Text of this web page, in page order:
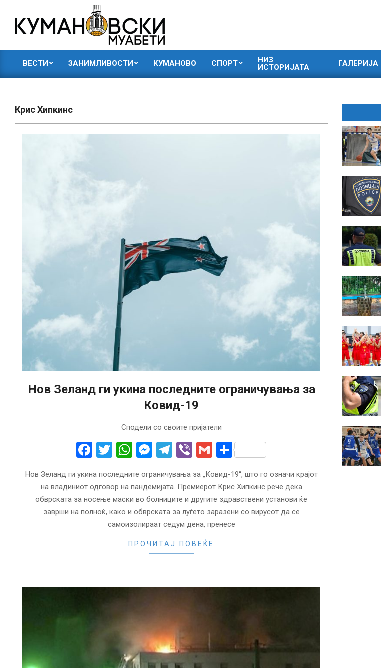
content
КУМАНОВСКИ
МУАБЕТИ
ВЕСТИ ЗАНИМЛИВОСТИ КУМАНОВО СПОРТ
НИЗ
ИСТОРИЈАТА
ГАЛЕРИЈА
Крис Хипкинс
Нов Зеланд ги укина последните ограничувања за
Ковид-19
Сподели со своите пријатели
Facebook
Twitter
WhatsApp
Messenger
Telegram
ViberGmailShare
Нов Зеланд ги укина последните ограничувања за „Ковид-19“, што го означи крајот
на владиниот одговор на пандемијата. Премиерот Крис Хипкинс рече дека
обврската за носење маски во болниците и другите здравствени установи ќе
заврши на полноќ, како и обврската за луѓето заразени со вирусот да се
самоизолираат седум дена, пренесе
ПРОЧИТАЈ ПОВЕЌЕ